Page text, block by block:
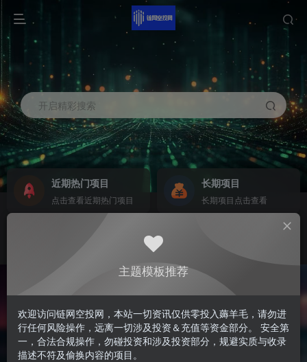
开启精彩搜索
近期热门项目
点击查看近期热门项目
长期项目
长期项目点击查看
主题模板推荐
欢迎访问链网空投网，本站一切资讯仅供零投入薅羊毛，请勿进
行任何风险操作，远离一切涉及投资＆充值等资金部分。 安全第
一，合法合规操作，勿碰投资和涉及投资部分，规避实质与收录
描述不符及偷换内容的项目。